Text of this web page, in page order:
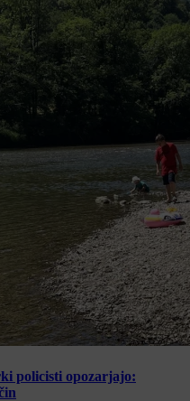
policisti opozarjajo: